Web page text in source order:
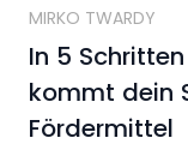
MIRKO TWARDY
In 5
kommt dein
Fördermittel